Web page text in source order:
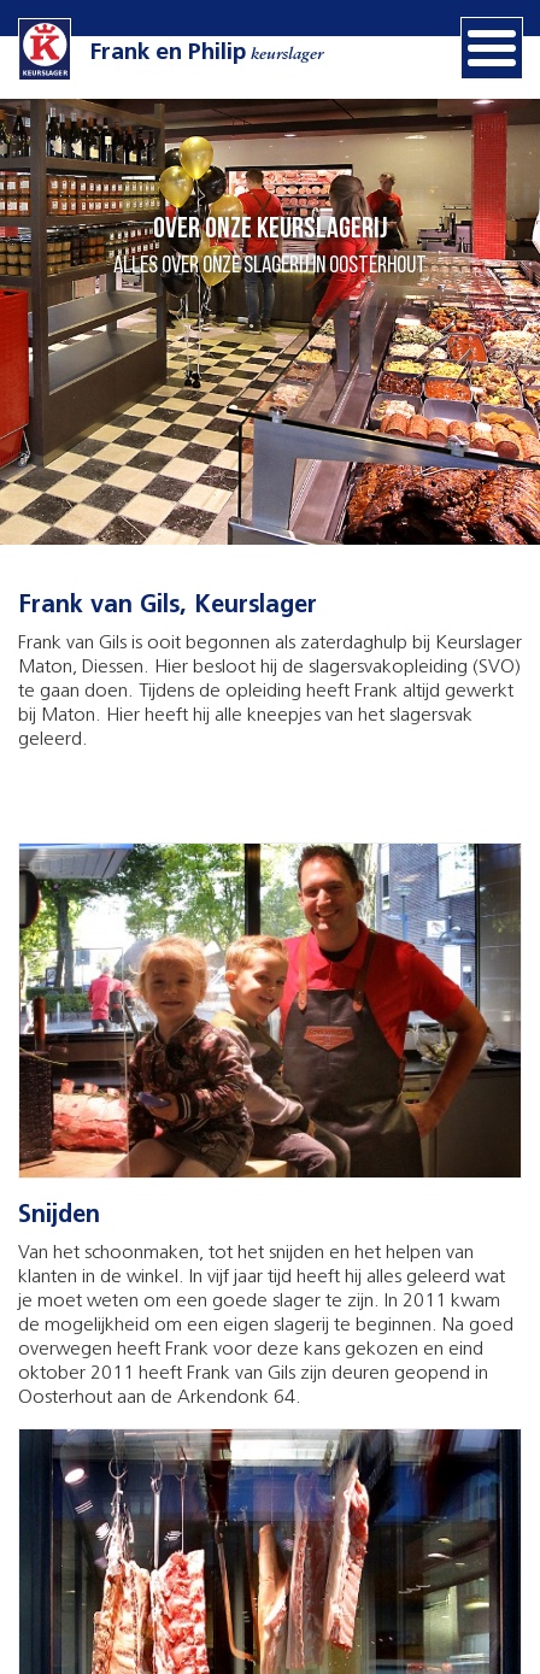
Frank en Philipkeurslager
Over onze keurslagerij
Alles over onze slagerij in Oosterhout
Frank van Gils, Keurslager
Frank van Gils is ooit begonnen als zaterdaghulp bij Keurslager
Maton, Diessen. Hier besloot hij de slagersvakopleiding (SVO)
te gaan doen. Tijdens de opleiding heeft Frank altijd gewerkt
bij Maton. Hier heeft hij alle kneepjes van het slagersvak
geleerd.
Snijden
Van het schoonmaken, tot het snijden en het helpen van
klanten in de winkel. In vijf jaar tijd heeft hij alles geleerd wat
je moet weten om een goede slager te zijn. In 2011 kwam
de mogelijkheid om een eigen slagerij te beginnen. Na goed
overwegen heeft Frank voor deze kans gekozen en eind
oktober 2011 heeft Frank van Gils zijn deuren geopend in
Oosterhout aan de Arkendonk 64.